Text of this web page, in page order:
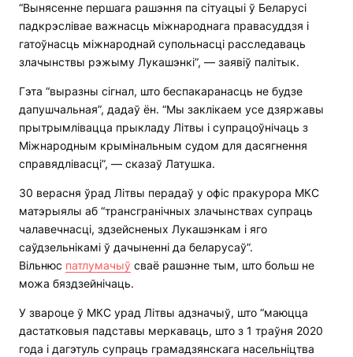
“Вынясенне першага рашэння па сітуацыі ў Беларусі
падкрэслівае важнасць міжнароднага правасуддзя і
гатоўнасць міжнароднай супольнасці расследаваць
злачынствы рэжыму Лукашэнкі”, — заявіў палітык.
Гэта “выразны сігнал, што беспакаранасць не будзе
дапушчальная”, дадаў ён. “Мы заклікаем усе дзяржавы
прытрымлівацца прыкладу Літвы і супрацоўнічаць з
Міжнародным крымінальным судом для дасягнення
справядлівасці”, — сказаў Латушка.
30 верасня ўрад Літвы перадаў у офіс пракурора МКС
матэрыялы аб “трансгранічных злачынствах супраць
чалавечнасці, здзейсненых Лукашэнкам і яго
саўдзельнікамі ў дачыненні да беларусаў”.
Вільнюс патлумачыў сваё рашэнне тым, што больш не
можа бяздзейнічаць.
У звароце ў МКС урад Літвы адзначыў, што “маюцца
дастатковыя падставы меркаваць, што з 1 траўня 2020
года і дагэтуль супраць грамадзянскага насельніцтва